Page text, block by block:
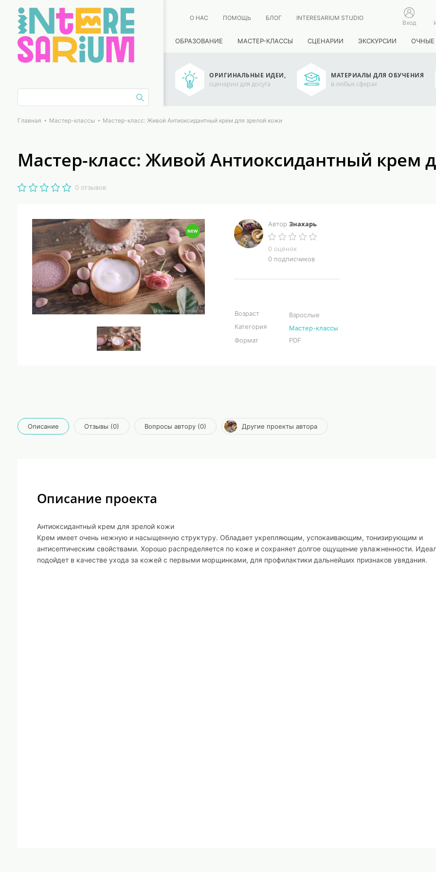
О НАС ПОМОЩЬ БЛОГ INTERESARIUM STUDIO
Вход
ОБРАЗОВАНИЕ МАСТЕР-КЛАССЫ СЦЕНАРИИ ЭКСКУРСИИ ОЧНЫЕ
ОРИГИНАЛЬНЫЕ ИДЕИ,
сценарии для досуга
МАТЕРИАЛЫ ДЛЯ ОБУЧЕНИЯ
в любых сферах
Главная Мастер-классы Мастер-класс: Живой Антиоксидантный крем для зрелой кожи
Мастер-класс: Живой Антиоксидантный крем
0 отзывов
Автор Знахарь
0 оценок
0 подписчиков
Возраст
Взрослые
Категория
Мастер-классы
Формат
PDF
Описание Отзывы (0) Вопросы автору (0) Другие проекты автора
Описание проекта
Антиоксидантный крем для зрелой кожи
Крем имеет очень нежную и насыщенную структуру. Обладает укрепляющим, успокаивающим, тонизирующим и
антисептическим свойствами. Хорошо распределяется по коже и сохраняет долгое ощущение увлажненности.
подойдет в качестве ухода за кожей с первыми морщинками, для профилактики дальнейших признаков увядания.